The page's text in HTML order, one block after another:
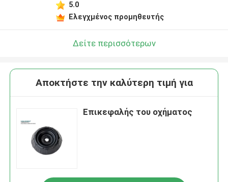
5.0
Ελεγχμένος προμηθευτής
Δείτε περισσότερων
Αποκτήστε την καλύτερη τιμή για
Επικεφαλής του οχήματος